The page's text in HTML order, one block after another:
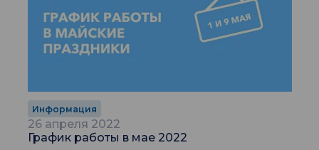
Информация
26 апреля 2022
График работы в мае 2022